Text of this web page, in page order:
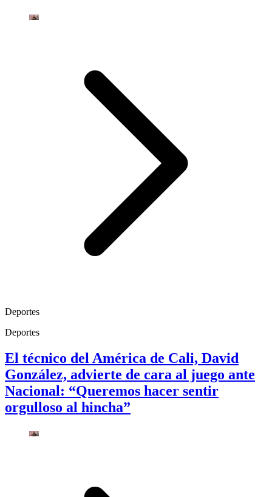
Deportes
Deportes
El técnico del América de Cali, David
González, advierte de cara al juego ante
Nacional: “Queremos hacer sentir
orgulloso al hincha”